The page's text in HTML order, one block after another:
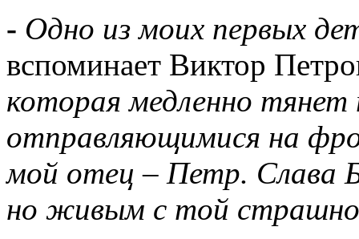
- Одно из моих первых
вспоминает Виктор
которая медленно
отправляющимися на
мой отец – Петр. Слава
но живым с той